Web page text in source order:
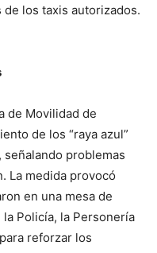
los taxis autorizados.
de Movilidad de
de los “raya azul”
problemas
La medida provocó
en una mesa de
Policía, la Personería
reforzar los